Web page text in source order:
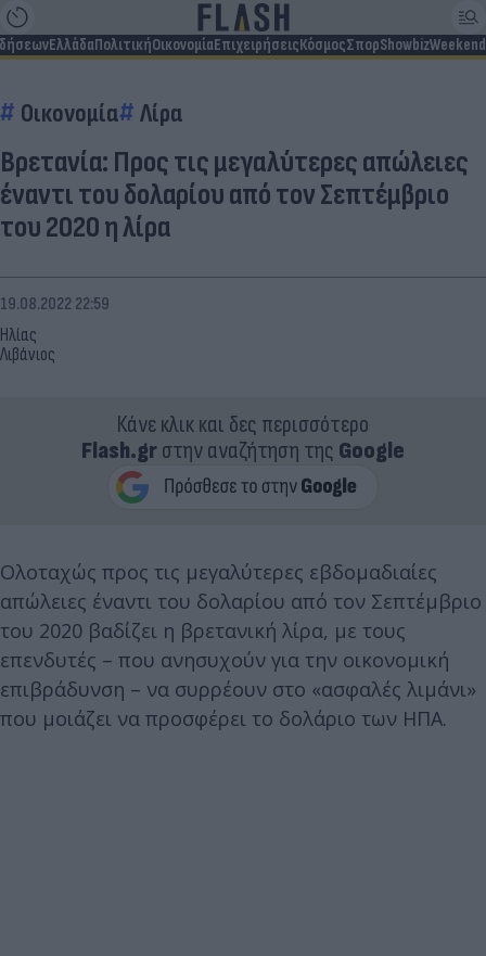
ΕλλάδαΠολιτικήΟικονομίαΕπιχειρήσειςΚόσμοςΣπορShowbizWeekend
Οικονομία Λίρα
Βρετανία: Προς τις μεγαλύτερες απώλειες
έναντι του δολαρίου από τον Σεπτέμβριο
του 2020 η λίρα
Ηλίας
Λιβάνιος
19.08.2022 22:59
Κάνε κλικ και δες περισσότερο
Flash.grστην αναζήτηση της Google
Ολοταχώς προς τις μεγαλύτερες εβδομαδιαίες
απώλειες έναντι του δολαρίου από τον Σεπτέμβριο
του 2020 βαδίζει η βρετανική λίρα, με τους
επενδυτές – που ανησυχούν για την οικονομική
επιβράδυνση – να συρρέουν στο «ασφαλές λιμάνι»
που μοιάζει να προσφέρει το δολάριο των ΗΠΑ.